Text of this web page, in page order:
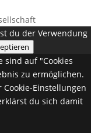
du der Verwendung
sind auf "Cookies
zu ermöglichen.
Einstellungen
du sich damit